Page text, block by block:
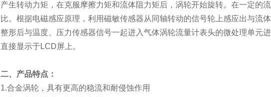
产生转动力矩，在克服摩擦力矩和流体阻力矩后，涡轮开始旋转。在一定的
比。根据电磁感应原理，利用磁敏传感器从同轴转动的信号轮上感应出与流
整形后与温度、压力传感器信号一起进入气体涡轮流量计表头的微处理单元
直接显示于LCD屏上。
二、产品特点：
1.合金涡轮，具有更高的稳流和耐侵蚀作用